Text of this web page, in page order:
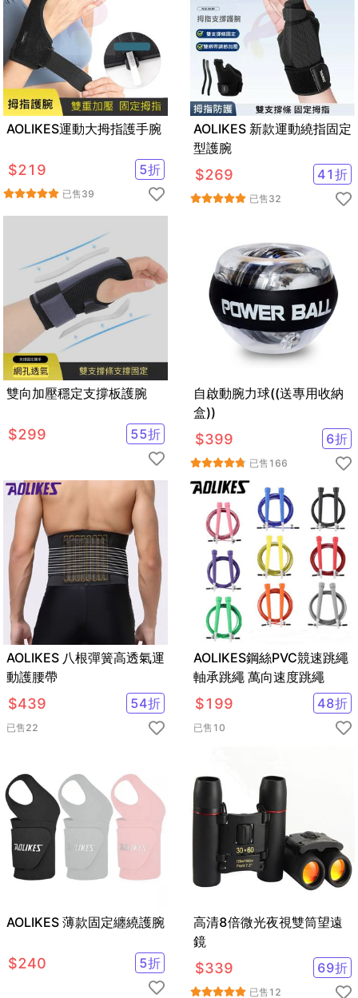
AOLIKES運動大拇指護手腕
$219 5折
已售39
AOLIKES 新款運動繞指固定
型護腕
$269 41 折
已售32
雙向加壓穩定支撐板護腕
$299 55折
自啟動腕力球((送專用收納
盒))
$399 6折
已售 166
AOLIKES 八根彈簧高透氣運
動護腰帶
$439 54折
已售22
AOLIKES鋼絲PVC競速跳繩
軸承跳繩 萬向速度跳繩
$199 48折
已售 10
AOLIKES 薄款固定纏繞護腕
$240 5折
高清8倍微光夜視雙筒望遠
鏡
$339 69折
已售 12